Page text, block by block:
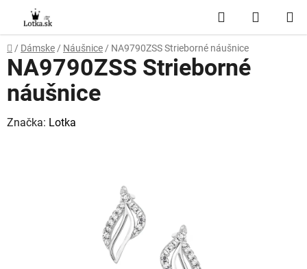
obsah
Hľadať
KOŠÍK
Domov
/ Dámske / Náušnice / NA9790ZSS Strieborné náušnice
NA9790ZSS Strieborné
náušnice
Značka: Lotka